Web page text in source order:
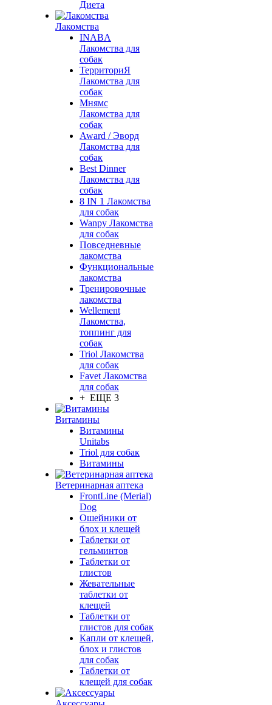
Диета
Лакомства
INABA
Лакомства для
собак
ТерриториЯ
Лакомства для
собак
Мнямс
Лакомства для
собак
Award / Эворд
Лакомства для
собак
Best Dinner
Лакомства для
собак
8 IN 1 Лакомства
для собак
Wanpy Лакомства
для собак
Повседневные
лакомства
Функциональные
лакомства
Тренировочные
лакомства
Wellement
Лакомства,
топпинг для
собак
Triol Лакомства
для собак
Favet Лакомства
для собак
+ ЕЩЕ 3
Витамины
Витамины
Unitabs
Triol для собак
Витамины
Ветеринарная аптека
FrontLine (Merial)
Dog
Ошейники от
блох и клещей
Таблетки от
гельминтов
Таблетки от
глистов
Жевательные
таблетки от
клещей
Таблетки от
глистов для собак
Капли от клещей,
блох и глистов
для собак
Таблетки от
клещей для собак